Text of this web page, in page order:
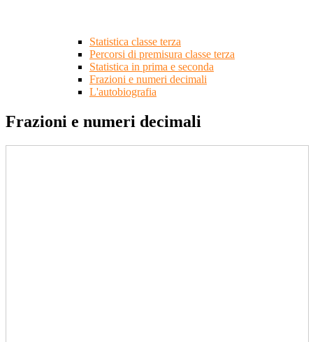
Statistica classe terza
Percorsi di premisura classe terza
Statistica in prima e seconda
Frazioni e numeri decimali
L'autobiografia
Frazioni e numeri decimali